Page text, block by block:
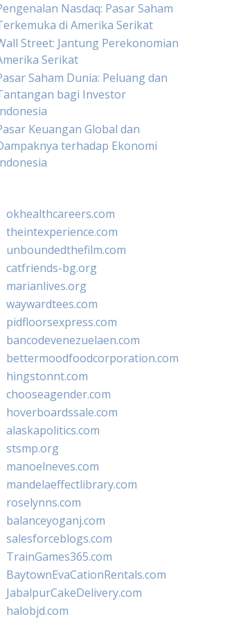
Nasdaq: Pasar Saham
di Amerika Serikat
Street: Jantung Perekonomian
Serikat
Saham Dunia: Peluang dan
bagi Investor
Keuangan Global dan
terhadap Ekonomi
okhealthcareers.com
theintexperience.com
unboundedthefilm.com
catfriends-bg.org
marianlives.org
waywardtees.com
pidfloorsexpress.com
bancodevenezuelaen.com
bettermoodfoodcorporation.com
hingstonnt.com
chooseagender.com
hoverboardssale.com
alaskapolitics.com
stsmp.org
manoelneves.com
mandelaeffectlibrary.com
roselynns.com
balanceyoganj.com
salesforceblogs.com
TrainGames365.com
BaytownEvaCationRentals.com
JabalpurCakeDelivery.com
halobjd.com